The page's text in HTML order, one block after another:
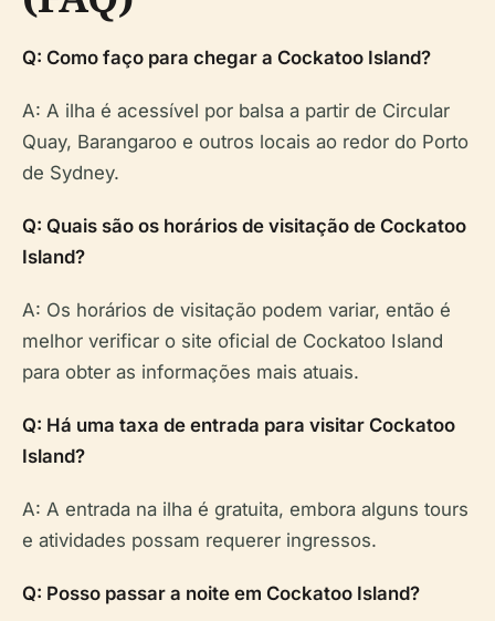
Q: Como faço para chegar a Cockatoo Island?
A: A ilha é acessível por balsa a partir de Circular
Quay, Barangaroo e outros locais ao redor do Porto
de Sydney.
Q: Quais são os horários de visitação de Cockatoo
Island?
A: Os horários de visitação podem variar, então é
melhor verificar o site oficial de Cockatoo Island
para obter as informações mais atuais.
Q: Há uma taxa de entrada para visitar Cockatoo
Island?
A: A entrada na ilha é gratuita, embora alguns tours
e atividades possam requerer ingressos.
Q: Posso passar a noite em Cockatoo Island?